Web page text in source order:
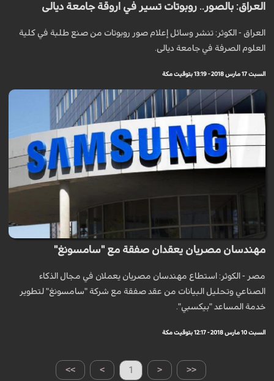
العراق: بالصور.. روبوتات تسير في اروقة جامعة ديالى
العراق - الكوثر: تنشر وسائل إعلام صور روبوتات من صنع طلبة في كلية
العلوم الصرفة في جامعة ديالى.
السبت 17 مارس 2018 - 13:19 بتوقيت مكة
مهندسان مصريان يعقدان صفقة مع "سامسونغ"
مصر - الكوثر: استطاع مهندسان مصريان يعملان في مجال الذكاء
الصناعي وتحليل البيانات من عقد صفقة مع شركة "سامسونغ" لتطوير
خدمة المساعد "بيكسبي".
السبت 10 مارس 2018 - 12:17 بتوقيت مكة
>> > 1 < <<